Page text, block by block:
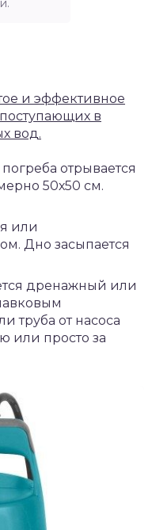
и эффективное
в
вод.
отрывается
50х50 см.
или
Дно засыпается
дренажный или
труба от насоса
или просто за